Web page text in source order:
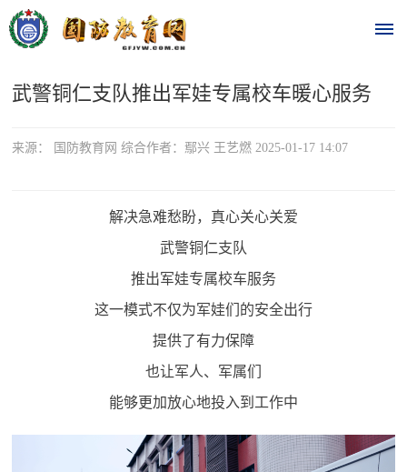
首
页
政
时
政
要
闻
追
踪
武警铜仁支队推出军娃专属校车暖心服务
来源： 国防教育网 综合作者：鄢兴 王艺燃 2025-01-17 14:07
解决急难愁盼，真心关心关爱
武警铜仁支队
推出军娃专属校车服务
这一模式不仅为军娃们的安全出行
提供了有力保障
也让军人、军属们
能够更加放心地投入到工作中